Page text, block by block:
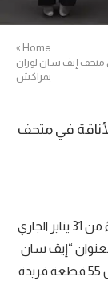
Home
»
متحف إيڤ سان لوران
بمراكش
في متحف
يستضيف متحف إيڤ سان لوران بمراكش، ابتداءً من 31 يناير الجاري
بعنوان “إيڤ سان
لوران: مجموعة هاميش بولز”، حيث سيتم عرض 55 قطعة فريدة